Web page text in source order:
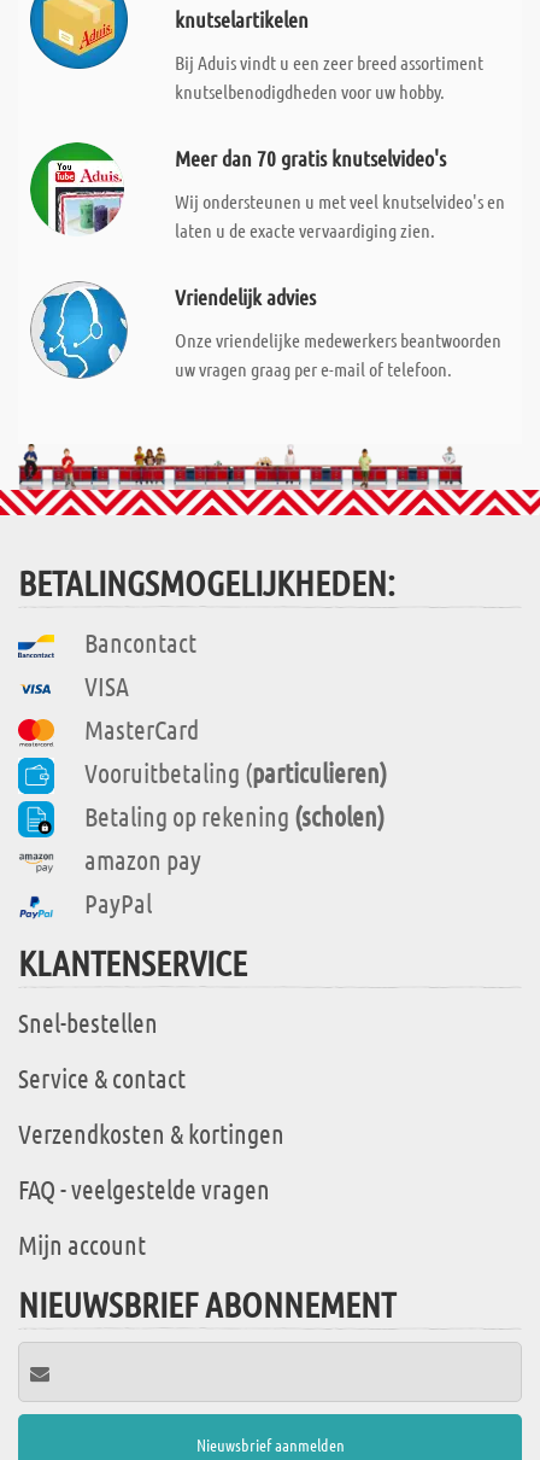
knutselartikelen
Bij Aduis vindt u een zeer breed assortiment
knutselbenodigdheden voor uw hobby.
Meer dan 70 gratis knutselvideo's
Wij ondersteunen u met veel knutselvideo's en
laten u de exacte vervaardiging zien.
Vriendelijk advies
Onze vriendelijke medewerkers beantwoorden
uw vragen graag per e-mail of telefoon.
BETALINGSMOGELIJKHEDEN:
Bancontact
VISA
MasterCard
Vooruitbetaling (particulieren)
Betaling op rekening (scholen)
amazon pay
PayPal
KLANTENSERVICE
Snel-bestellen
Service & contact
Verzendkosten & kortingen
FAQ - veelgestelde vragen
Mijn account
NIEUWSBRIEF ABONNEMENT